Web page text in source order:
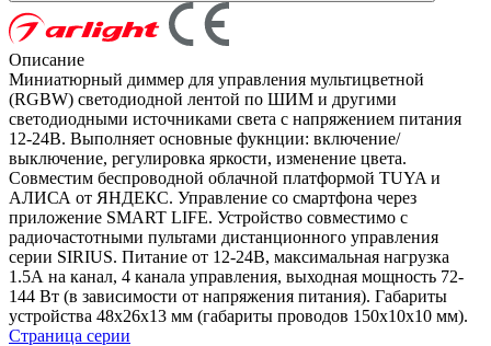
Описание
Миниатюрный диммер для управления мультицветной
(RGBW) светодиодной лентой по ШИМ и другими
светодиодными источниками света с напряжением питания
12-24В. Выполняет основные фукнции: включение/
выключение, регулировка яркости, изменение цвета.
Cовместим беспроводной облачной платформой TUYA и
АЛИСА от ЯНДЕКС. Управление со смартфона через
приложение SMART LIFE. Устройство совместимо с
радиочастотными пультами дистанционного управления
серии SIRIUS. Питание от 12-24В, максимальная нагрузка
1.5А на канал, 4 канала управления, выходная мощность 72-
144 Вт (в зависимости от напряжения питания). Габариты
устройства 48х26х13 мм (габариты проводов 150x10x10 мм).
Страница серии